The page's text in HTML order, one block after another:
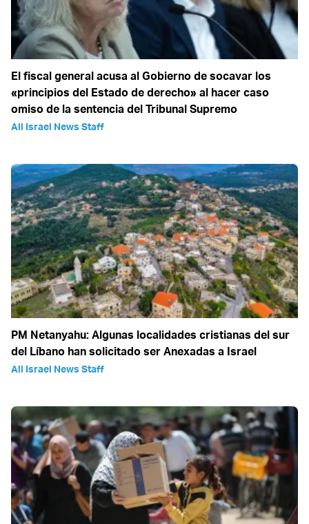
El fiscal general acusa al Gobierno de socavar los
«principios del Estado de derecho» al hacer caso
omiso de la sentencia del Tribunal Supremo
All Israel News Staff
PM Netanyahu: Algunas localidades cristianas del sur
del Líbano han solicitado ser Anexadas a Israel
All Israel News Staff